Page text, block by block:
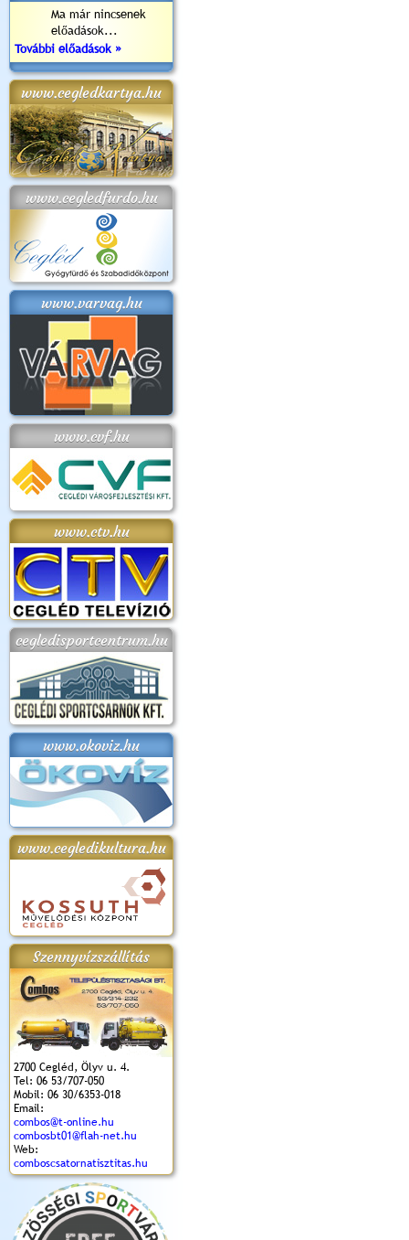
Ma már nincsenek
előadások...
További előadások »
www.cegledkartya.hu
www.cegledfurdo.hu
www.varvag.hu
www.cvf.hu
www.ctv.hu
cegledisportcentrum.hu
www.okoviz.hu
www.cegledikultura.hu
Szennyvízszállítás
2700 Cegléd, Ölyv u. 4.
Tel: 06 53/707-050
Mobil: 06 30/6353-018
Email:
combos@t-online.hu
combosbt01@flah-net.hu
Web:
comboscsatornatisztitas.hu
2018.
Kossuth Toborzó
Ünnepély
Szent István Ünnepe
(2017. 08. 20.)